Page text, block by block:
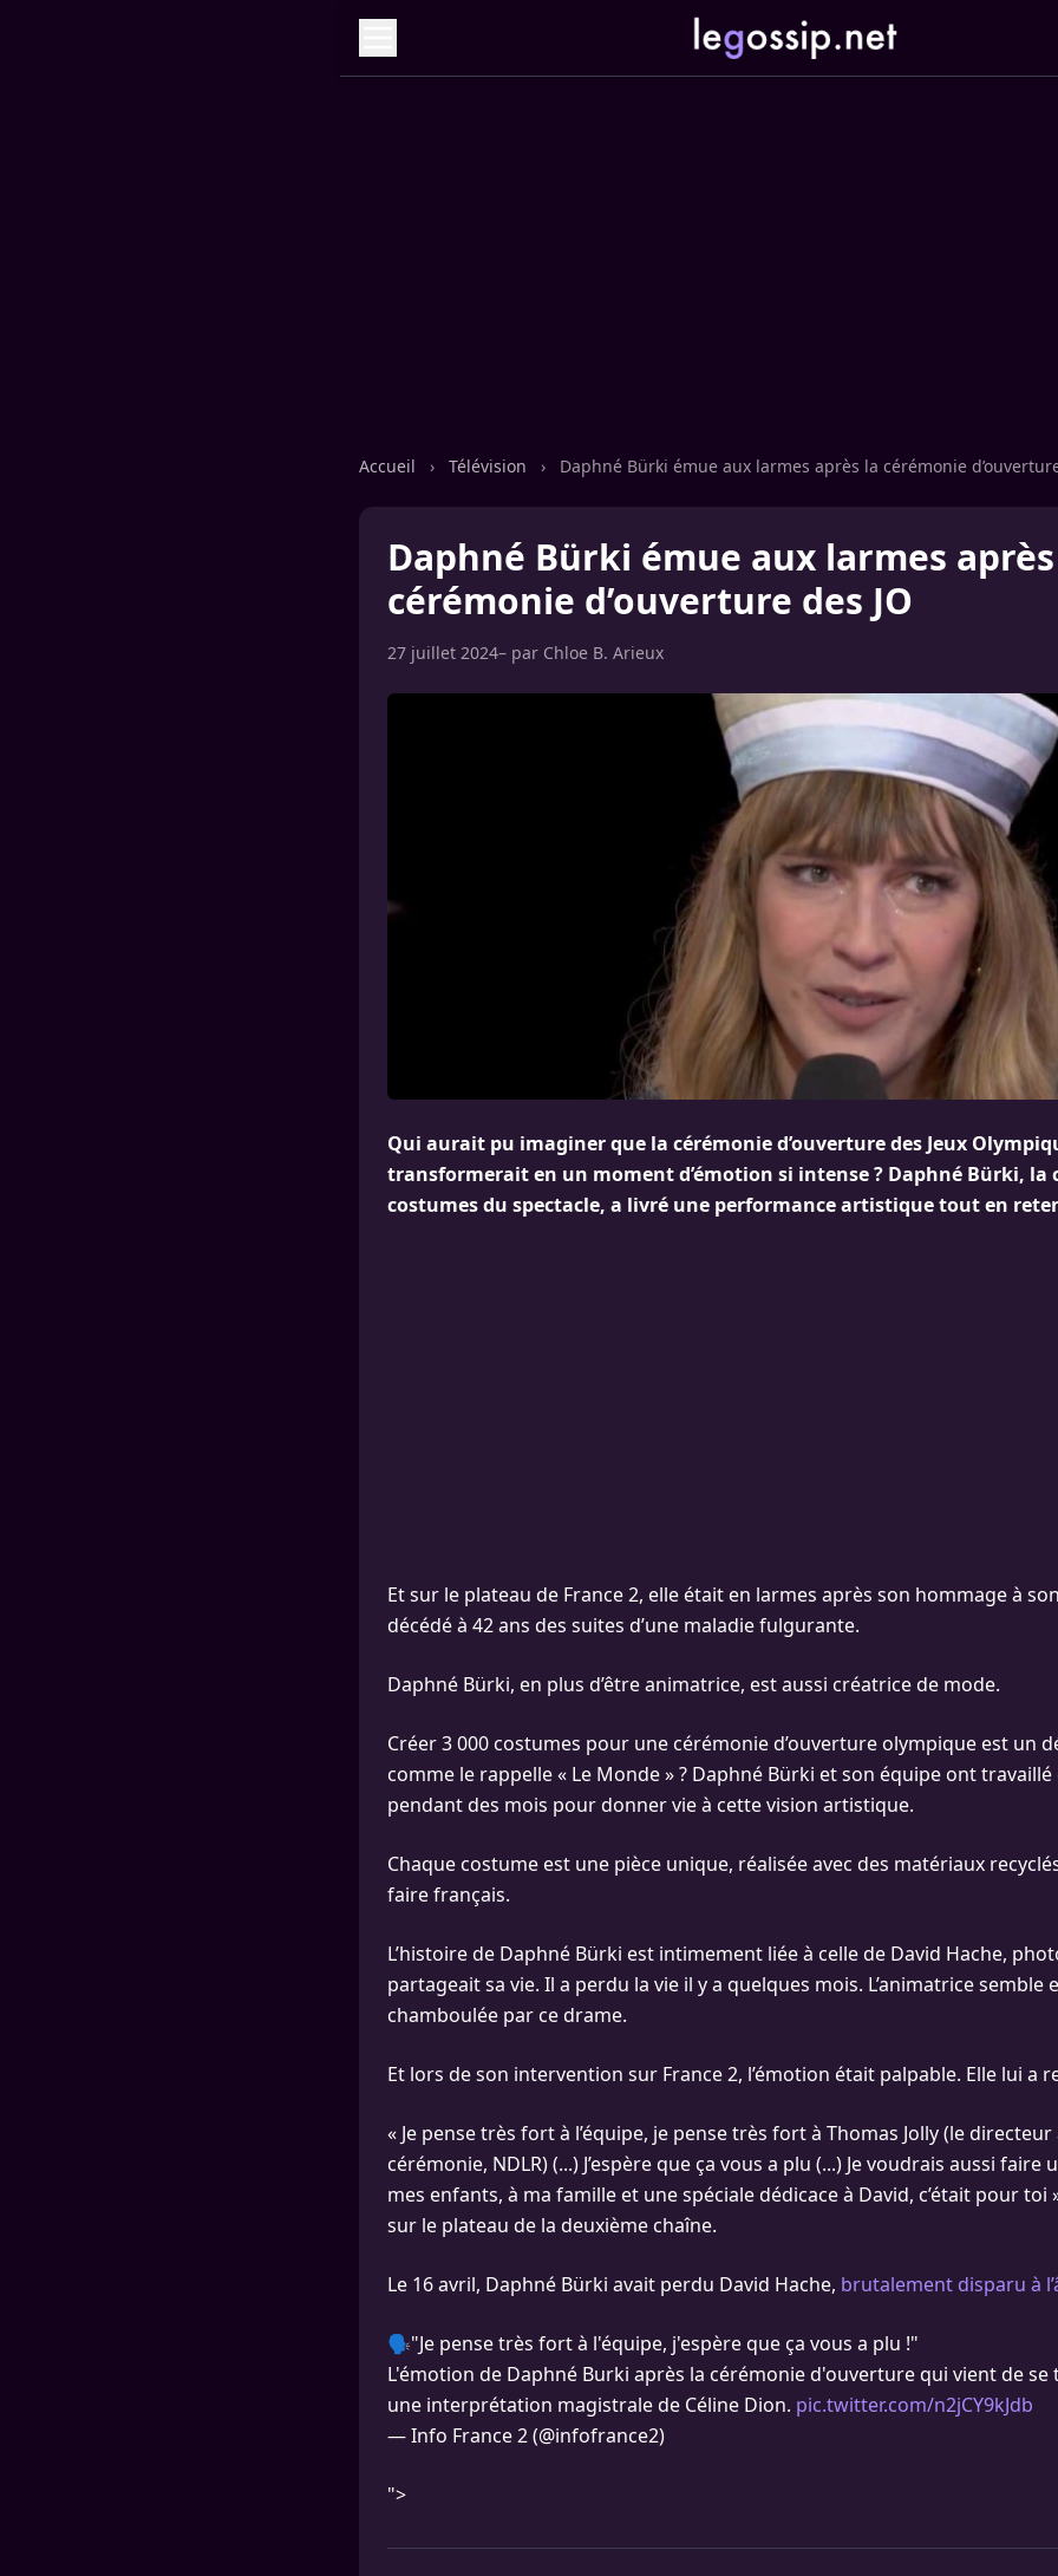
Accueil › Télévision › Daphné Bürki émue aux larmes après la cérémonie
Daphné Bürki émue aux larmes
cérémonie d’ouverture des JO
27 juillet 2024– par Chloe B. Arieux
Qui aurait pu imaginer que la cérémonie d’ouverture des Jeux
transformerait en un moment d’émotion si intense ? Daphné Bürki, la
costumes du spectacle, a livré une performance artistique tout en
Et sur le plateau de France 2, elle était en larmes après son hommage à
décédé à 42 ans des suites d’une maladie fulgurante.
Daphné Bürki, en plus d’être animatrice, est aussi créatrice de mode.
Créer 3 000 costumes pour une cérémonie d’ouverture olympique est un
comme le rappelle « Le Monde » ? Daphné Bürki et son équipe ont travaillé
pendant des mois pour donner vie à cette vision artistique.
Chaque costume est une pièce unique, réalisée avec des matériaux
faire français.
L’histoire de Daphné Bürki est intimement liée à celle de David Hache,
partageait sa vie. Il a perdu la vie il y a quelques mois. L’animatrice semble
chamboulée par ce drame.
Et lors de son intervention sur France 2, l’émotion était palpable. Elle lui a
« Je pense très fort à l’équipe, je pense très fort à Thomas Jolly (le
cérémonie, NDLR) (...) J’espère que ça vous a plu (...) Je voudrais aussi faire
mes enfants, à ma famille et une spéciale dédicace à David, c’était pour toi
sur le plateau de la deuxième chaîne.
Le 16 avril, Daphné Bürki avait perdu David Hache, brutalement disparu à
🗣"Je pense très fort à l'équipe, j'espère que ça vous a plu !"
L'émotion de Daphné Burki après la cérémonie d'ouverture qui vient de
une interprétation magistrale de Céline Dion. pic.twitter.com/n2jCY9kJdb
— Info France 2 (@infofrance2)
">